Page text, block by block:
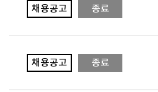
채용공고 종료
채용공고 종료